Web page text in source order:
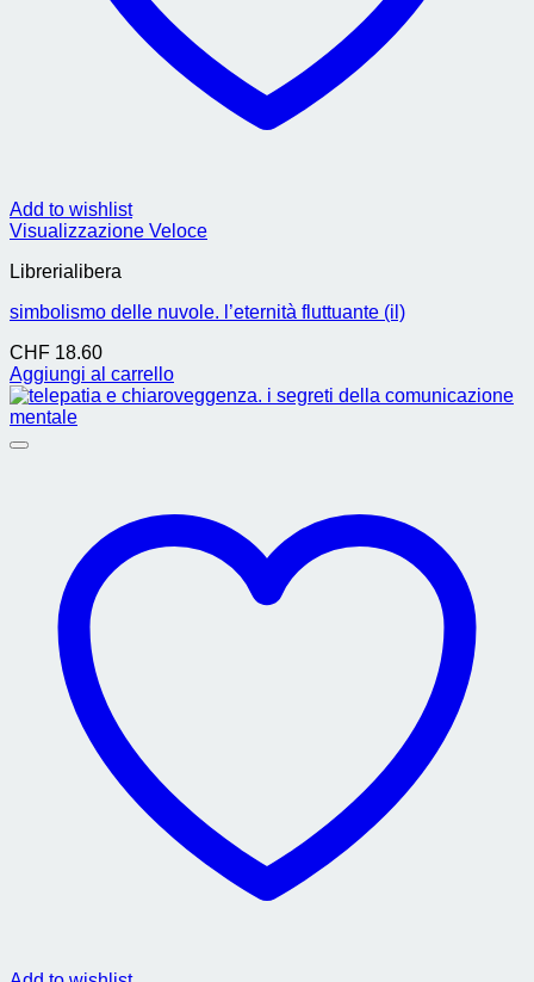
Add to wishlist
Visualizzazione Veloce
Librerialibera
simbolismo delle nuvole. l’eternità fluttuante (il)
CHF 18.60
Aggiungi al carrello